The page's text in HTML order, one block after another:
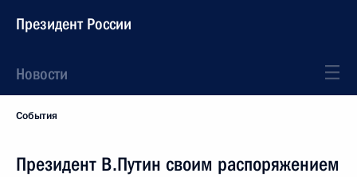
Президент России
Новости
События
Президент В.Путин своим распоряжением